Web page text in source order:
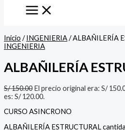
Inicio /INGENIERIA/ ALBAÑILERÍA
INGENIERIA
ALBAÑILERÍA
S/150.00 El precio original era: S/
es: S/ 120.00.
CURSO ASINCRONO
ALBAÑILERÍA ESTRUCTURAL